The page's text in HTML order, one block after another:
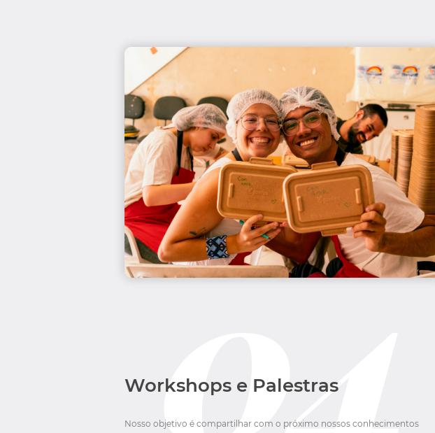
Workshops e Palestras
Nosso objetivo é compartilhar com o próximo nossos conhecimentos